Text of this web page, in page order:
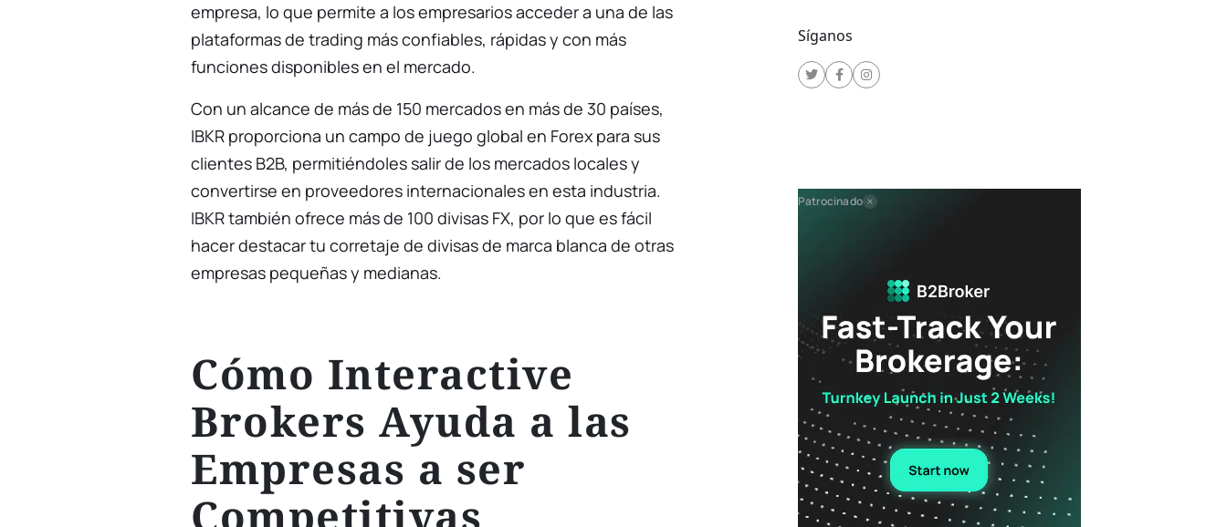
empresa, lo que permite a los empresarios acceder a una de las
plataformas de trading más confiables, rápidas y con más
funciones disponibles en el mercado.
Con un alcance de más de 150 mercados en más de 30 países,
IBKR proporciona un campo de juego global en Forex para sus
clientes B2B, permitiéndoles salir de los mercados locales y
convertirse en proveedores internacionales en esta industria.
IBKR también ofrece más de 100 divisas FX, por lo que es fácil
hacer destacar tu corretaje de divisas de marca blanca de otras
empresas pequeñas y medianas.
Cómo Interactive
Brokers Ayuda a las
Empresas a ser
Competitivas
Síganos
Patrocinado